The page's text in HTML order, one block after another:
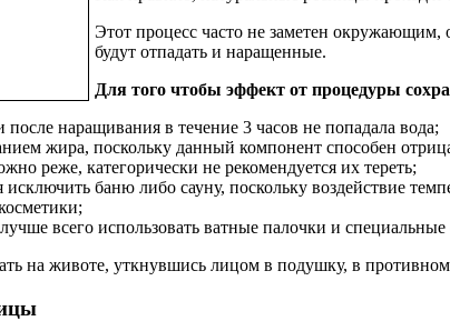
Этот процесс часто не заметен окружающим,
будут отпадать и наращенные.
Для того чтобы эффект от процедуры
после наращивания в течение 3 часов не попадала вода;
жира, поскольку данный компонент способен
реже, категорически не рекомендуется их тереть;
баню либо сауну, поскольку воздействие
всего использовать ватные палочки и
на животе, уткнувшись лицом в подушку, в